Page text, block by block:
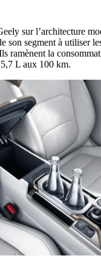
sur l’architecture
son segment à utiliser
ramènent la
L aux 100 km.